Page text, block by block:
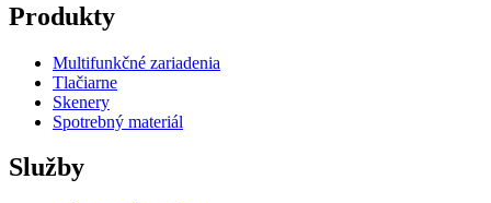
Produkty
Multifunkčné zariadenia
Tlačiarne
Skenery
Spotrebný materiál
Služby